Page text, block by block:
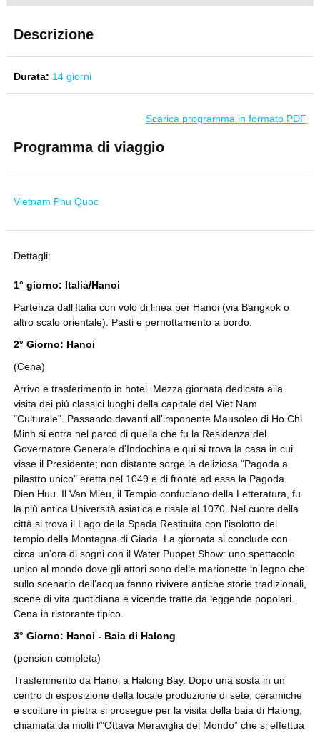
Descrizione
Durata: 14 giorni
Scarica programma in formato PDF
Programma di viaggio
Vietnam Phu Quoc
Dettagli:
1° giorno: Italia/Hanoi
Partenza dall’Italia con volo di linea per Hanoi (via Bangkok o
altro scalo orientale). Pasti e pernottamento a bordo.
2° Giorno: Hanoi
(Cena)
Arrivo e trasferimento in hotel. Mezza giornata dedicata alla
visita dei piú classici luoghi della capitale del Viet Nam
"Culturale". Passando davanti all'imponente Mausoleo di Ho Chi
Minh si entra nel parco di quella che fu la Residenza del
Governatore Generale d'Indochina e qui si trova la casa in cui
visse il Presidente; non distante sorge la deliziosa "Pagoda a
pilastro unico" eretta nel 1049 e di fronte ad essa la Pagoda
Dien Huu. Il Van Mieu, il Tempio confuciano della Letteratura, fu
la più antica Università asiatica e risale al 1070. Nel cuore della
città si trova il Lago della Spada Restituita con l'isolotto del
tempio della Montagna di Giada. La giornata si conclude con
circa un’ora di sogni con il Water Puppet Show: uno spettacolo
unico al mondo dove gli attori sono delle marionette in legno che
sullo scenario dell’acqua fanno rivivere antiche storie tradizionali,
scene di vita quotidiana e vicende tratte da leggende popolari.
Cena in ristorante tipico.
3° Giorno: Hanoi - Baia di Halong
(pension completa)
Trasferimento da Hanoi a Halong Bay. Dopo una sosta in un
centro di esposizione della locale produzione di sete, ceramiche
e sculture in pietra si prosegue per la visita della baia di Halong,
chiamata da molti l’”Ottava Meraviglia del Mondo” che si effettua